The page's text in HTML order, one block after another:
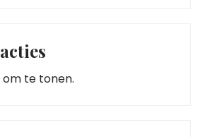
te tonen.